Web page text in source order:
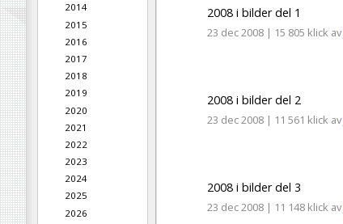
2014
2015
2016
2017
2018
2019
2020
2021
2022
2023
2024
2025
2026
2008 i bilder del 1
23 dec 2008 | 15 805 klick av
2008 i bilder del 2
23 dec 2008 | 11 561 klick av
2008 i bilder del 3
23 dec 2008 | 11 148 klick av